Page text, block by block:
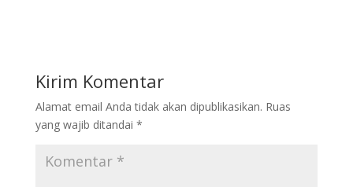
Kirim Komentar
Alamat email Anda tidak akan dipublikasikan. Ruas
yang wajib ditandai *